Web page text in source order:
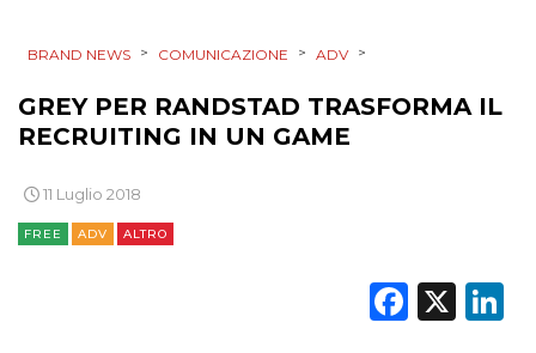
RICERCHE
BRAND NEWS > COMUNICAZIONE > ADV >
GREY PER RANDSTAD TRASFORMA IL
RECRUITING IN UN GAME
11 Luglio 2018
FREE ADV ALTRO
X